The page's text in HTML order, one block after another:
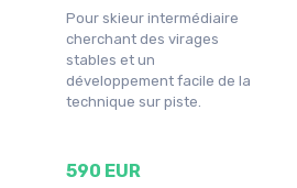
Pour skieur intermédiaire
cherchant des virages
stables et un
développement facile de la
technique sur piste.
590 EUR